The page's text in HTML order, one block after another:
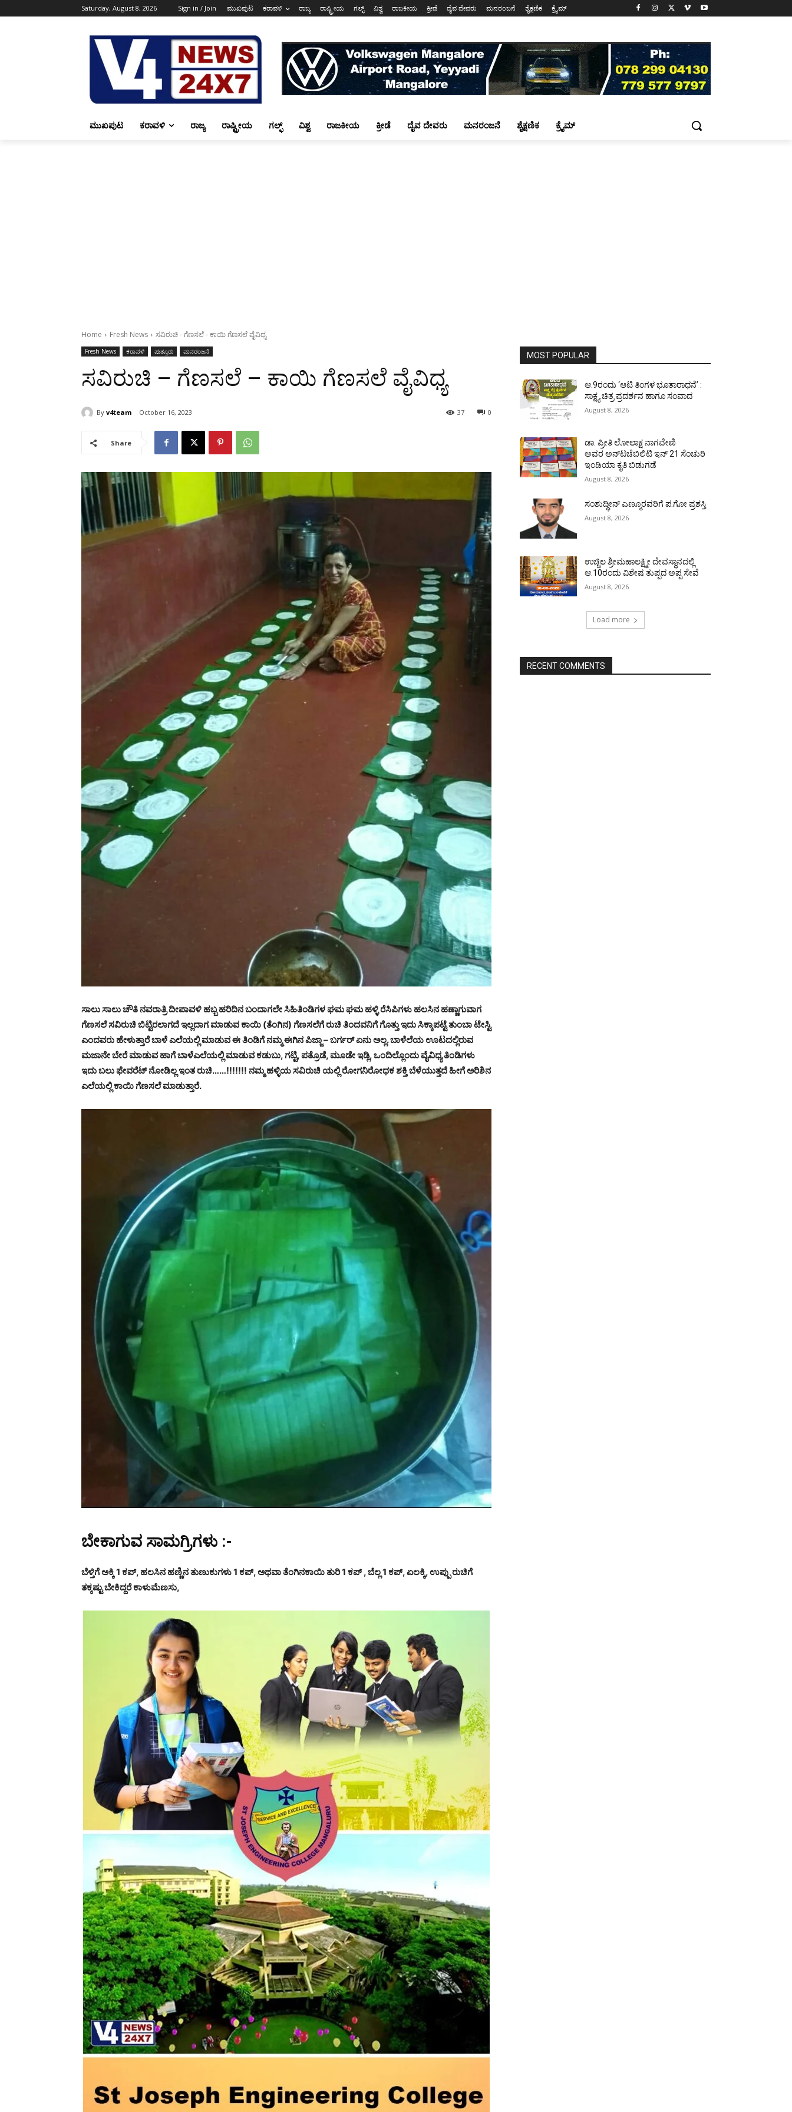
Saturday, August 8, 2026 Sign in / Join ಮುಖಪುಟ ಕರಾವಳಿ ರಾಜ್ಯ ರಾಷ್ಟ್ರೀಯ ಗಲ್ಫ್ ವಿಶ್ವ ರಾಜಕೀಯ ಕ್ರೀಡೆ ದೈವ ದೇವರು ಮನರಂಜನೆ ಶೈಕ್ಷಣಿಕ ಕ್ರೈಮ್
ಮುಖಪುಟ ಕರಾವಳಿ ರಾಜ್ಯ ರಾಷ್ಟ್ರೀಯ ಗಲ್ಫ್ ವಿಶ್ವ ರಾಜಕೀಯ ಕ್ರೀಡೆ ದೈವ ದೇವರು ಮನರಂಜನೆ ಶೈಕ್ಷಣಿಕ ಕ್ರೈಮ್
Home Fresh News ಸವಿರುಚಿ - ಗೆಣಸಲೆ - ಕಾಯಿ ಗೆಣಸಲೆ ವೈವಿಧ್ಯ
Fresh News ಕರಾವಳಿ ಪುತ್ತೂರು ಮನರಂಜನೆ
ಸವಿರುಚಿ – ಗೆಣಸಲೆ – ಕಾಯಿ ಗೆಣಸಲೆ ವೈವಿಧ್ಯ
By v4team October 16, 2023 0
37
Share
ಸಾಲು ಸಾಲು ಚೌತಿ ನವರಾತ್ರಿ ದೀಪಾವಳಿ ಹಬ್ಬ ಹರಿದಿನ ಬಂದಾಗಲೇ ಸಿಹಿತಿಂಡಿಗಳ ಘಮ ಘಮ ಹಳ್ಳಿ ರೆಸಿಪಿಗಳು ಹಲಸಿನ ಹಣ್ಣಾಗುವಾಗ
ಗೆಣಸಲೆ ಸವಿರುಚಿ ಬಿಟ್ಟಿರಲಾಗದೆ ಇಲ್ಲದಾಗ ಮಾಡುವ ಕಾಯಿ (ತೆಂಗಿನ) ಗೆಣಸಲೆಗೆ ರುಚಿ ತಿಂದವನಿಗೆ ಗೊತ್ತು ಇದು ಸಿಕ್ಕಾಪಟ್ಟೆ ತುಂಬಾ ಟೇಸ್ಟಿ
ಎಂದವರು ಹೇಳುತ್ತಾರೆ ಬಾಳೆ ಎಲೆಯಲ್ಲಿ ಮಾಡುವ ಈ ತಿಂಡಿಗೆ ನಮ್ಮ ಈಗಿನ ಪಿಜ್ಜಾ – ಬರ್ಗರ್ ಏನು ಅಲ್ಲ. ಬಾಳೆಲೆಯ ಊಟದಲ್ಲಿರುವ
ಮಜಾನೇ ಬೇರೆ ಮಾಡುವ ಹಾಗೆ ಬಾಳೆಎಲೆಯಲ್ಲಿ ಮಾಡುವ ಕಡುಬು, ಗಟ್ಟಿ, ಪತ್ರೊಡೆ, ಮೂಡೇ ಇಡ್ಲಿ, ಒಂದಿಲ್ಲೊಂದು ವೈವಿಧ್ಯ ತಿಂಡಿಗಳು
ಇದು ಬಲು ಫೇವರೆಟ್ ನೋಡಿಲ್ಲ ಇಂತ ರುಚಿ……!!!!!!! ನಮ್ಮ ಹಳ್ಳಿಯ ಸವಿರುಚಿ ಯಲ್ಲಿ ರೋಗನಿರೋಧಕ ಶಕ್ತಿ ಬೆಳೆಯುತ್ತದೆ ಹೀಗೆ ಅರಿಶಿನ
ಎಲೆಯಲ್ಲಿ ಕಾಯಿ ಗೆಣಸಲೆ ಮಾಡುತ್ತಾರೆ.
ಬೇಕಾಗುವ ಸಾಮಗ್ರಿಗಳು :-
ಬೆಳ್ತಿಗೆ ಅಕ್ಕಿ 1 ಕಪ್, ಹಲಸಿನ ಹಣ್ಣಿನ ತುಣುಕುಗಳು 1 ಕಪ್, ಅಥವಾ ತೆಂಗಿನಕಾಯಿ ತುರಿ 1 ಕಪ್ , ಬೆಲ್ಲ 1 ಕಪ್, ಏಲಕ್ಕಿ, ಉಪ್ಪು ರುಚಿಗೆ
ತಕ್ಕಷ್ಟು ಬೇಕಿದ್ದರೆ ಕಾಳುಮೆಣಸು,
MOST POPULAR
ಆ.9ರಂದು ‘ಆಟಿ ತಿಂಗಳ ಭೂತಾರಾಧನೆ’ :
ಸಾಕ್ಷ್ಯ ಚಿತ್ರ ಪ್ರದರ್ಶನ ಹಾಗೂ ಸಂವಾದ
August 8, 2026
ಡಾ. ಪ್ರೀತಿ ಲೋಲಾಕ್ಷ ನಾಗವೇಣಿ
ಅವರ ಅನ್‌ಟಚೆಬಿಲಿಟಿ ಇನ್ 21 ಸೆಂಚುರಿ
ಇಂಡಿಯಾ ಕೃತಿ ಬಿಡುಗಡೆ
August 8, 2026
ಸಂಶುದ್ಧೀನ್ ಎಣ್ಮೂರವರಿಗೆ ಪ.ಗೋ ಪ್ರಶಸ್ತಿ
August 8, 2026
ಉಚ್ಚಿಲ ಶ್ರೀಮಹಾಲಕ್ಷ್ಮೀ ದೇವಸ್ಥಾನದಲ್ಲಿ
ಆ.10ರಂದು ವಿಶೇಷ ತುಪ್ಪದ ಅಪ್ಪ ಸೇವೆ
August 8, 2026
Load more
RECENT COMMENTS